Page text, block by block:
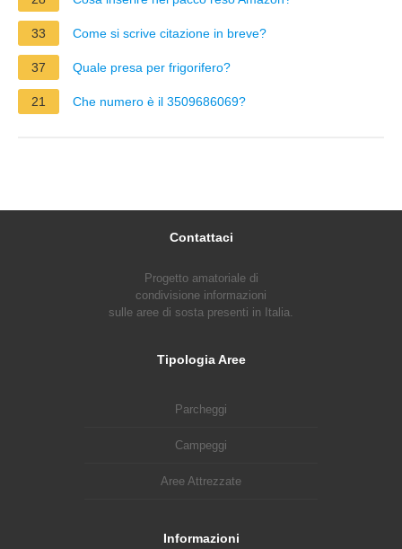
33 Come si scrive citazione in breve?
37 Quale presa per frigorifero?
21 Che numero è il 3509686069?
Contattaci
Progetto amatoriale di
condivisione informazioni
sulle aree di sosta presenti in Italia.
Tipologia Aree
Parcheggi
Campeggi
Aree Attrezzate
Informazioni